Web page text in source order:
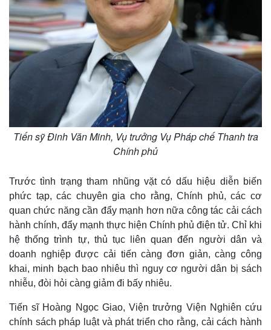
Tiến sỹ Đinh Văn Minh, Vụ trưởng Vụ Pháp chế Thanh tra
Chính phủ
Trước tình trạng tham nhũng vặt có dấu hiệu diễn biến
phức tạp, các chuyên gia cho rằng, Chính phủ, các cơ
quan chức năng cần đẩy mạnh hơn nữa công tác cải cách
hành chính, đẩy mạnh thực hiện Chính phủ điện tử. Chỉ khi
hệ thống trình tự, thủ tục liên quan đến người dân và
doanh nghiệp được cải tiến càng đơn giản, càng công
khai, minh bạch bao nhiêu thì nguy cơ người dân bị sách
nhiễu, đòi hỏi càng giảm đi bấy nhiêu.
Tiến sĩ Hoàng Ngọc Giao, Viện trưởng Viện Nghiên cứu
chính sách pháp luật và phát triển cho rằng, cải cách hành